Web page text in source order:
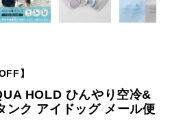
】
HOLD ひんやり空冷&
ンク アイドッグ メール便